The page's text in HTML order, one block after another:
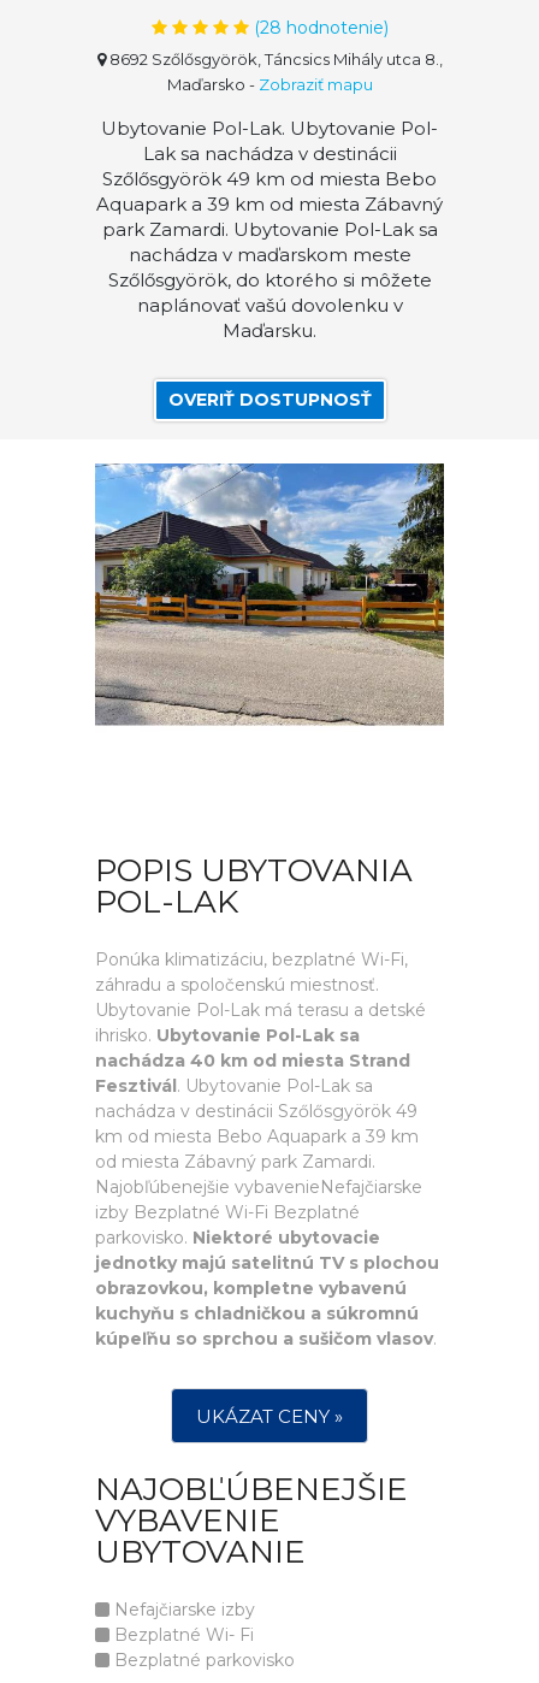
(28 hodnotenie)
8692 Szőlősgyörök, Táncsics Mihály utca 8.,
Maďarsko - Zobraziť mapu
Ubytovanie Pol-Lak. Ubytovanie Pol-
Lak sa nachádza v destinácii
Szőlősgyörök 49 km od miesta Bebo
Aquapark a 39 km od miesta Zábavný
park Zamardi. Ubytovanie Pol-Lak sa
nachádza v maďarskom meste
Szőlősgyörök, do ktorého si môžete
naplánovať vašú dovolenku v
Maďarsku.
OVERIŤ DOSTUPNOSŤ
POPIS UBYTOVANIA
POL-LAK
Ponúka klimatizáciu, bezplatné Wi-Fi,
záhradu a spoločenskú miestnosť.
Ubytovanie Pol-Lak má terasu a detské
ihrisko. Ubytovanie Pol-Lak sa
nachádza 40 km od miesta Strand
Fesztivál. Ubytovanie Pol-Lak sa
nachádza v destinácii Szőlősgyörök 49
km od miesta Bebo Aquapark a 39 km
od miesta Zábavný park Zamardi.
Najobľúbenejšie vybavenieNefajčiarske
izby Bezplatné Wi-Fi Bezplatné
parkovisko. Niektoré ubytovacie
jednotky majú satelitnú TV s plochou
obrazovkou, kompletne vybavenú
kuchyňu s chladničkou a súkromnú
kúpeľňu so sprchou a sušičom vlasov.
UKÁZAT CENY »
NAJOBĽÚBENEJŠIE
VYBAVENIE
UBYTOVANIE
Nefajčiarske izby
Bezplatné Wi- Fi
Bezplatné parkovisko